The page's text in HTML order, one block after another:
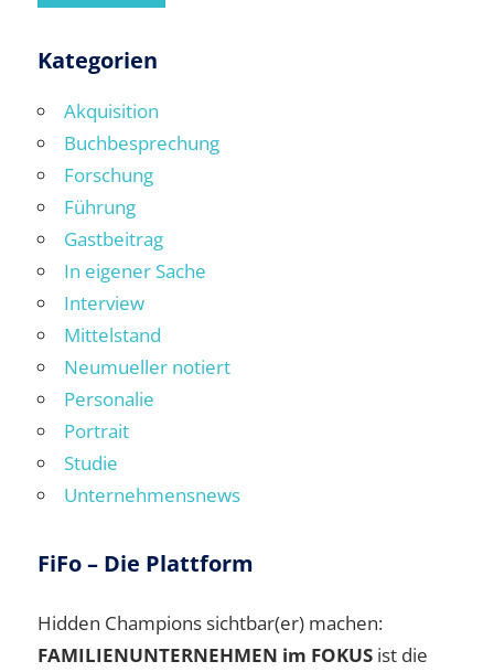
Kategorien
Akquisition
Buchbesprechung
Forschung
Führung
Gastbeitrag
In eigener Sache
Interview
Mittelstand
Neumueller notiert
Personalie
Portrait
Studie
Unternehmensnews
FiFo – Die Plattform
Hidden Champions sichtbar(er) machen:
FAMILIENUNTERNEHMEN im FOKUS ist die